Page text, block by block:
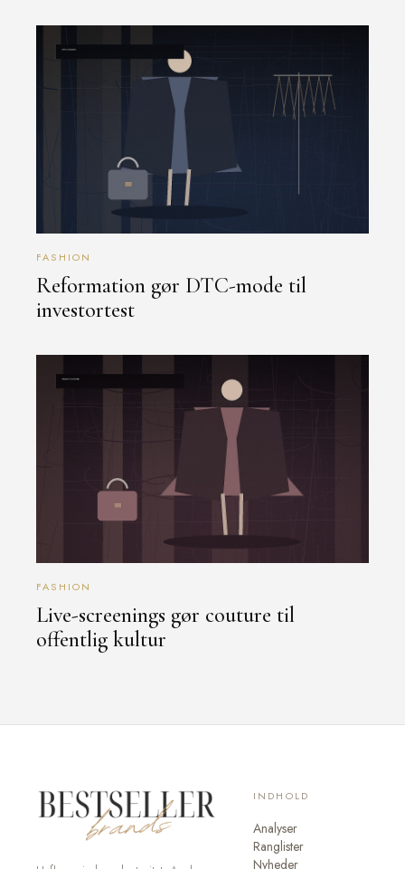
FASHION
Reformation gør DTC-mode til
investortest
FASHION
Live-screenings gør couture til
offentlig kultur
INDHOLD
Analyser
Ranglister
Nyheder